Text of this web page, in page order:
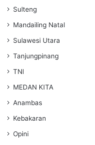
Sulteng
Mandailing Natal
Sulawesi Utara
Tanjungpinang
TNI
MEDAN KITA
Anambas
Kebakaran
Opini